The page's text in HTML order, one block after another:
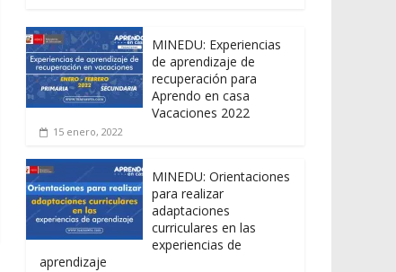
MINEDU: Experiencias
de aprendizaje de
recuperación para
Aprendo en casa
Vacaciones 2022
15 enero, 2022
MINEDU: Orientaciones
para realizar
adaptaciones
curriculares en las
experiencias de
aprendizaje